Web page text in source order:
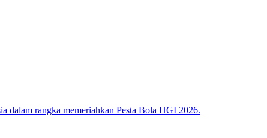
dalam rangka memeriahkan Pesta Bola HGI 2026.